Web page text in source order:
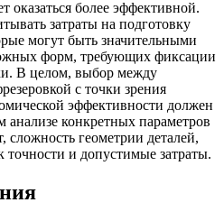
оказаться более эффективной.
затраты на подготовку
могут быть значительными
форм, требующих фиксации
В целом, выбор между
с точки зрения
эффективности должен
анализе конкретных параметров
сложность геометрии деталей,
точности и допустимые затраты.